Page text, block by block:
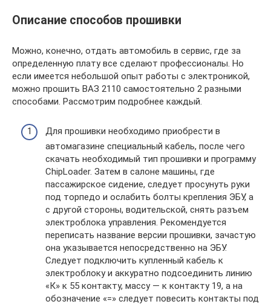
Описание способов прошивки
Можно, конечно, отдать автомобиль в сервис, где за
определенную плату все сделают профессионалы. Но
если имеется небольшой опыт работы с электроникой,
можно прошить ВАЗ 2110 самостоятельно 2 разными
способами. Рассмотрим подробнее каждый.
Для прошивки необходимо приобрести в
автомагазине специальный кабель, после чего
скачать необходимый тип прошивки и программу
ChipLoader. Затем в салоне машины, где
пассажирское сидение, следует просунуть руки
под торпедо и ослабить болты крепления ЭБУ, а
с другой стороны, водительской, снять разъем
электроблока управления. Рекомендуется
переписать название версии прошивки, зачастую
она указывается непосредственно на ЭБУ.
Следует подключить купленный кабель к
электроблоку и аккуратно подсоединить линию
«К» к 55 контакту, массу — к контакту 19, а на
обозначение «=» следует повесить контакты под